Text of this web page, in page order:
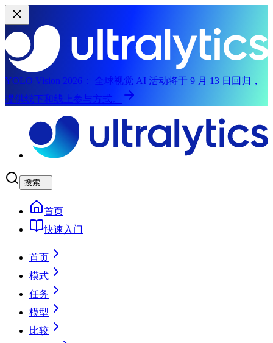
YOLO Vision 2026：
全球视觉 AI 活动将于 9 月 13 日回归，
提供线下和线上参与方式。
搜索...
首页
快速入门
首页
模式
任务
模型
比较